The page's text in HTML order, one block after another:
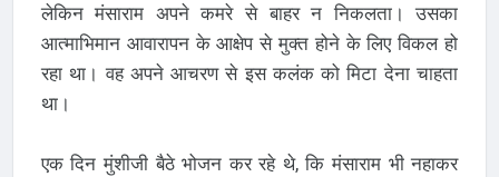
लेकिन मंसाराम अपने कमरे से बाहर न निकलता। उसका
आत्माभिमान आवारापन के आक्षेप से मुक्त होने के लिए विकल हो
रहा था। वह अपने आचरण से इस कलंक को मिटा देना चाहता
था।
एक दिन मुंशीजी बैठे भोजन कर रहे थे, कि मंसाराम भी नहाकर